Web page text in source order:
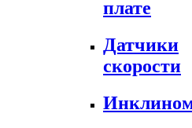
плате
Датчики
скорости